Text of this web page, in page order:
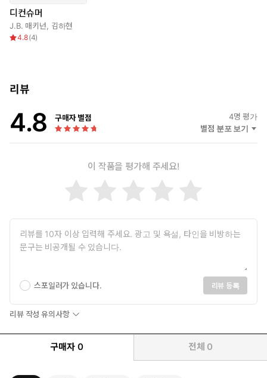
욕구가 불어나는 속도를 따라잡는 데 실패했다.
사느냐(buy), 사느냐(live), 이것이 문제로다. 지금, 우리는 소비와
환경 사이의 딜레마에 빠져 있다.
디컨슈머
J.B. 매키넌 김하현
4.8(4)
리뷰
4.8 구매자 별점 4명 평가
별점 분포 보기
이 작품을 평가해 주세요!
스포일러가 있습니다. 리뷰 등록
리뷰 작성 유의사항
구매자 0 전체 0